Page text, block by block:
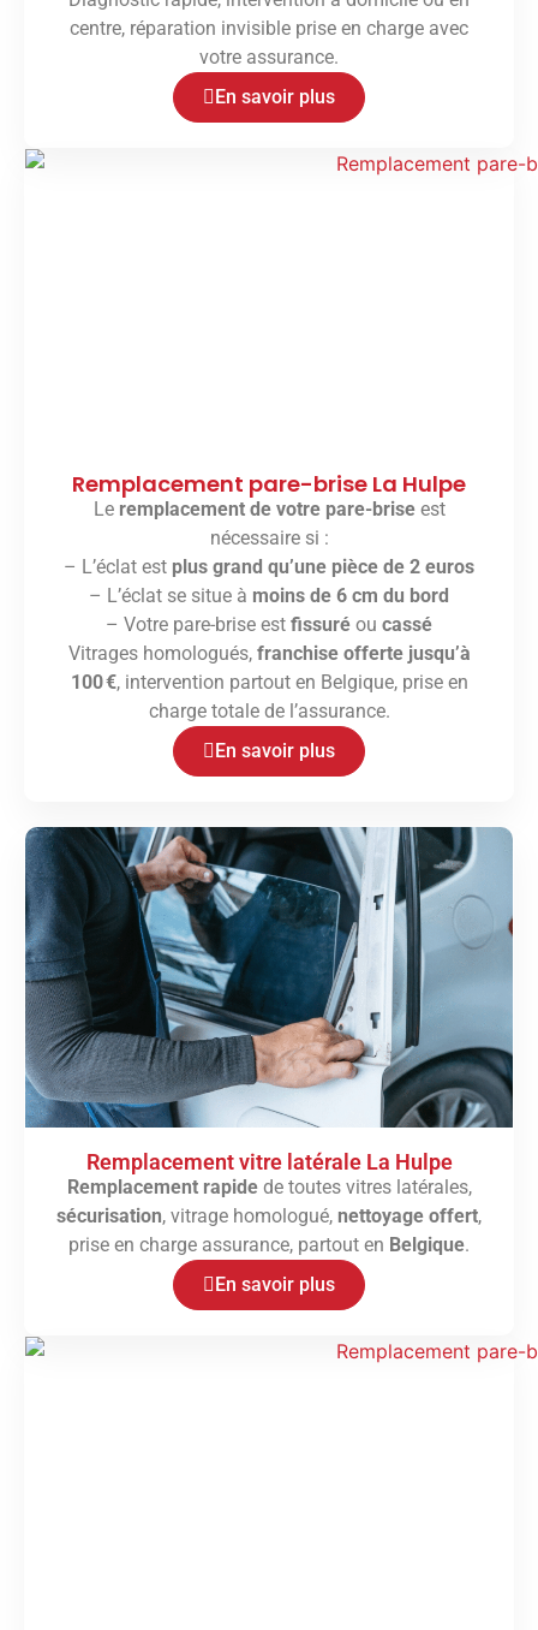
centre, réparation invisible prise en charge avec
votre assurance.
En savoir plus
Remplacement pare-brise La Hulpe
Le remplacement de votre pare-briseest
nécessaire si :
– L’éclat est plus grand qu’une pièce de 2 euros
– L’éclat se situe à moins de 6 cm du bord
– Votre pare-brise est fissuré ou cassé
Vitrages homologués, franchise offerte jusqu’à
100 €, intervention partout en Belgique, prise en
charge totale de l’assurance.
En savoir plus
Remplacement vitre latérale La Hulpe
Remplacement rapidede toutes vitres latérales,
sécurisation, vitrage homologué, nettoyage offert,
prise en charge assurance, partout en Belgique.
En savoir plus